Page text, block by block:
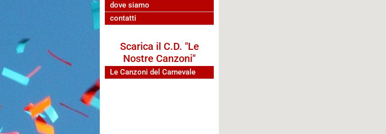
dove siamo
contatti
Scarica il C.D. "Le
Nostre Canzoni"
Le Canzoni del Carnevale